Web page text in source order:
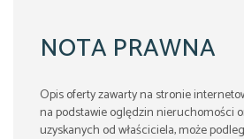
NOTA PRAWNA
Opis oferty zawarty na stronie
na podstawie oględzin nieruchomości
uzyskanych od właściciela, może